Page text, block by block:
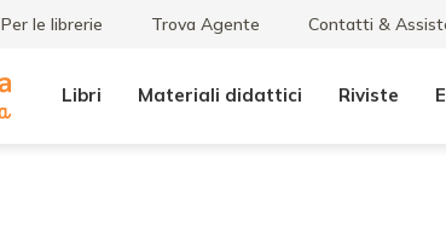
Per le librerie Trova Agente Contatti &
Libri Materiali didattici Riviste